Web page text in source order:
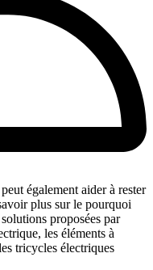
également aider à rester
plus sur le pourquoi
proposées par
les éléments à
tricycles électriques